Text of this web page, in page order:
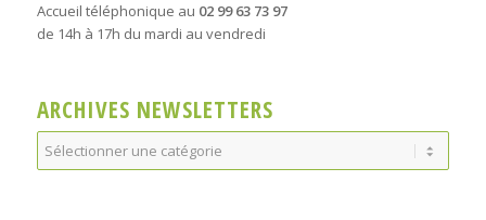
Accueil téléphonique au 02 99 63 73 97
de 14h à 17h du mardi au vendredi
ARCHIVES NEWSLETTERS
Archives
Newsletters